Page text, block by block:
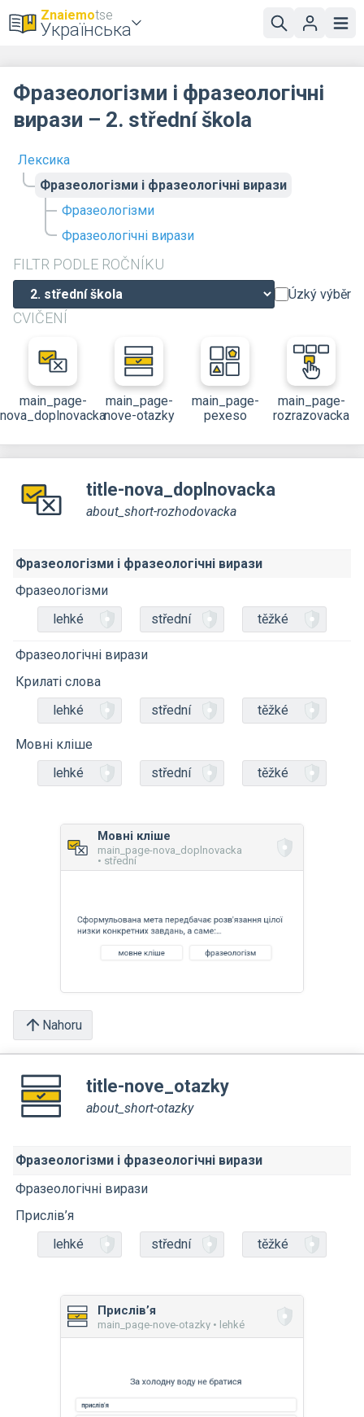
Znaiemotse
Українська
Лексика
Фразеологізми і фразеологічні вирази
Фразеологізми
Фразеологічні вирази
FILTR PODLE ROČNÍKU
Úzký výběr
CVIČENÍ
main_page-
nova_doplnovacka
main_page-
nove-otazky
main_page-
pexeso
main_page-
rozrazovacka
Фразеологізми і фразеологічні
вирази – 2. střední škola
title-nova_doplnovacka
about_short-rozhodovacka
Фразеологізми і фразеологічні вирази
Фразеологізми
lehké
střední těžké
Фразеологічні вирази
Крилаті слова
lehké
střední těžké
Мовні кліше
lehké
střední těžké
Мовні кліше
main_page-nova_doplnovacka
• střední
Nahoru
title-nove_otazky
about_short-otazky
Фразеологізми і фразеологічні вирази
Фразеологічні вирази
Прислів’я
lehké
střední těžké
Прислів’я
main_page-nove-otazky • lehké